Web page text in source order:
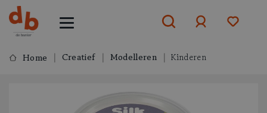
ofaanmelden
Home Creatief Modelleren Kinderen